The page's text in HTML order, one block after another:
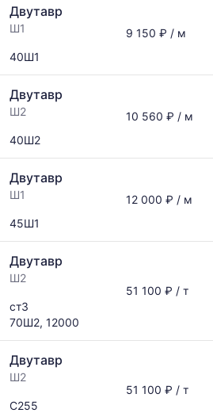
Двутавр
Ш1
40Ш1
9 150 ₽ / м
Двутавр
Ш2
40Ш2
10 560 ₽ / м
Двутавр
Ш1
45Ш1
12 000 ₽ / м
Двутавр
Ш2
ст3
70Ш2, 12000
51 100 ₽ / т
Двутавр
Ш2
С255
51 100 ₽ / т